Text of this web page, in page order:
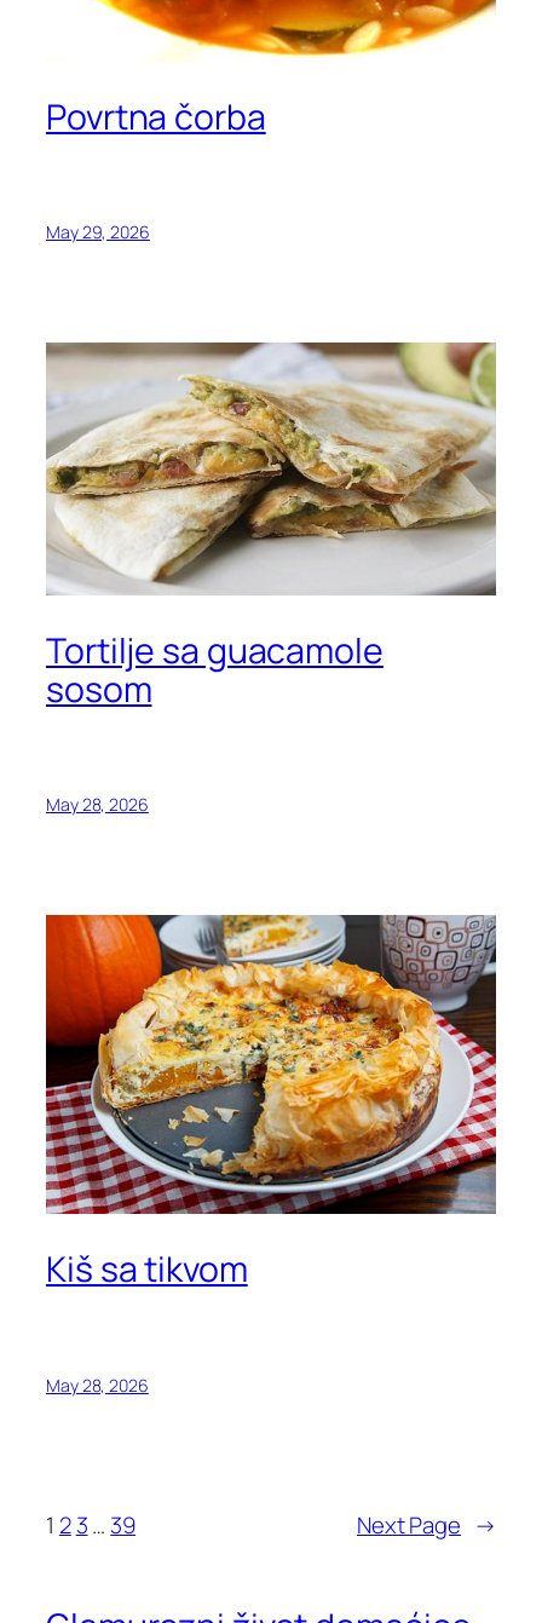
Povrtna čorba
May 29, 2026
Tortilje sa guacamole
sosom
May 28, 2026
Kiš sa tikvom
May 28, 2026
1 2 3… 39 Next Page →